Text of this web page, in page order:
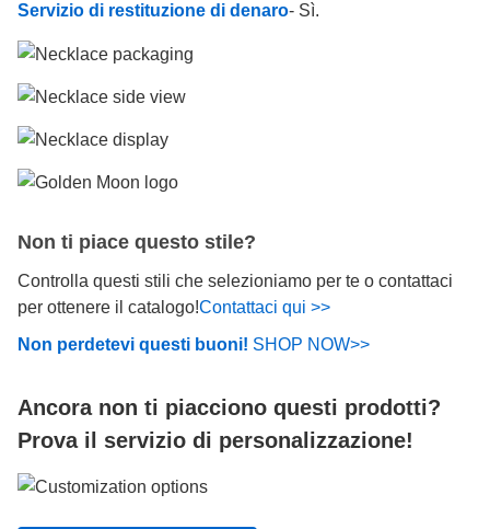
Servizio di restituzione di denaro- Sì.
Non ti piace questo stile?
Controlla questi stili che selezioniamo per te o contattaci
per ottenere il catalogo!Contattaci qui >>
Non perdetevi questi buoni! SHOP NOW>>
Ancora non ti piacciono questi prodotti?
Prova il servizio di personalizzazione!